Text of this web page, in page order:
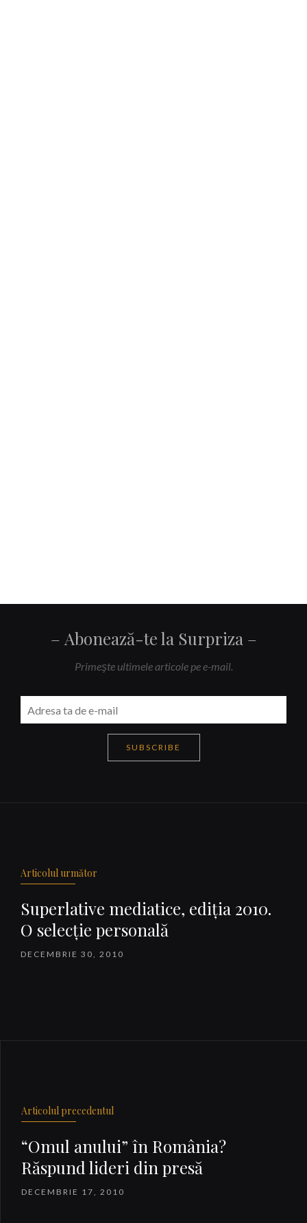
Abonează-te la Surpriza
Primeşte ultimele articole pe e-mail.
SUBSCRIBE
Articolul următor
Superlative mediatice, ediţia 2010.
O selecţie personală
DECEMBRIE 30, 2010
Articolul precedentul
“Omul anului” în România?
Răspund lideri din presă
DECEMBRIE 17, 2010